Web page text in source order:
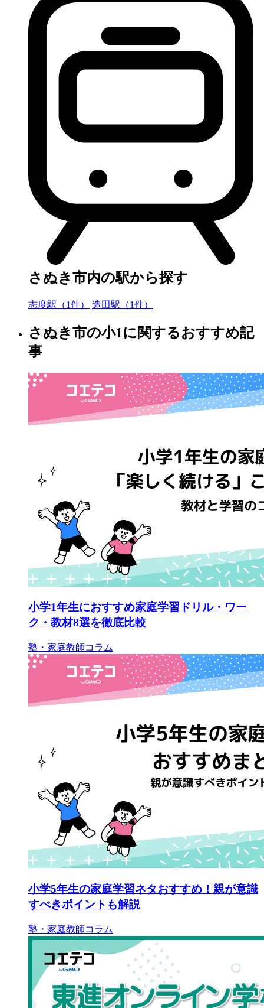
さぬき市内の駅から探す
志度駅（1件） 造田駅（1件）
さぬき市の小1に関するおすすめ記
事
小学1年生におすすめ家庭学習ドリル・ワー
ク・教材8選を徹底比較
塾・家庭教師コラム
小学5年生の家庭学習ネタおすすめ！親が意識
すべきポイントも解説
塾・家庭教師コラム